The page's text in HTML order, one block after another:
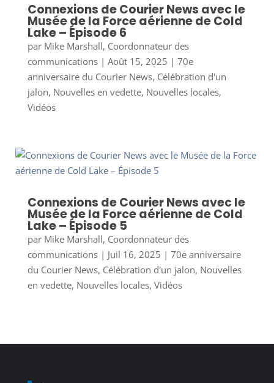
Connexions de Courier News avec le
Musée de la Force aérienne de Cold
Lake – Épisode 6
par Mike Marshall, Coordonnateur des
communications| Août 15, 2025 | 70e
anniversaire du Courier News, Célébration d'un
jalon, Nouvelles en vedette, Nouvelles locales,
Vidéos
Connexions de Courier News avec le
Musée de la Force aérienne de Cold
Lake – Épisode 5
par Mike Marshall, Coordonnateur des
communications| Juil 16, 2025 | 70e anniversaire
du Courier News, Célébration d'un jalon, Nouvelles
en vedette, Nouvelles locales, Vidéos